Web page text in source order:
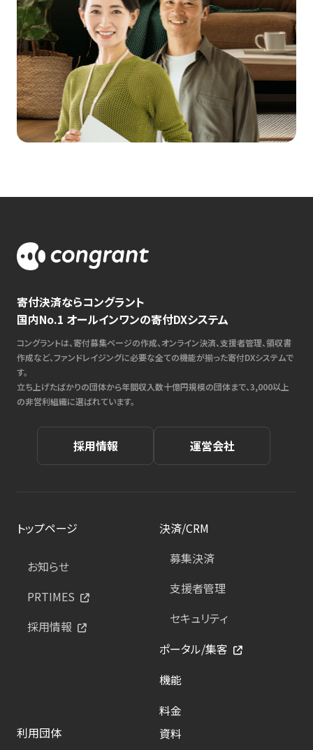
寄付決済ならコングラント
国内No.1 オールインワンの寄付DXシステム
コングラントは、寄付募集ページの作成、オンライン決済、支援者管理、領収書
作成など、ファンドレイジングに必要な全ての機能が揃った寄付DXシステムで
す。
立ち上げたばかりの団体から年間収入数十億円規模の団体まで、3,000以上
の非営利組織に選ばれています。
採用情報 運営会社
トップページ
お知らせ
PRTIMES
採用情報
決済/CRM
募集決済
支援者管理
セキュリティ
ポータル/集客
機能
料金
利用団体
資料